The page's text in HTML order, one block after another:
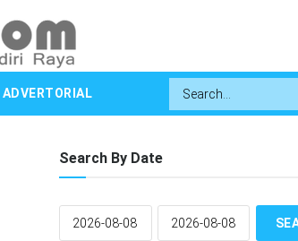
ADVERTORIAL
Search By Date